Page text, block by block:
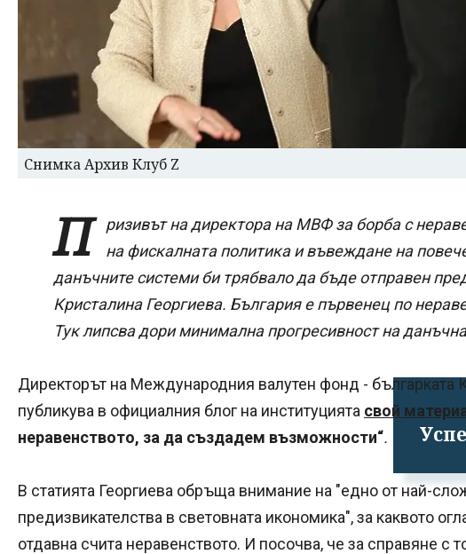
Снимка Архив Клуб Z
П
ризивът на директора на МВФ за борба с
на фискалната политика и въвеждане на
данъчните системи би трябвало да бъде отправен
Кристалина Георгиева. България е първенец по
Тук липсва дори минимална прогресивност на
Директорът на Международния валутен фонд - българката
публикува в официалния блог на институцията свой
неравенството, за да създадем възможности“.
В статията Георгиева обръща внимание на "едно от най-
предизвикателства в световната икономика", за каквото
отдавна счита неравенството. И посочва, че за справяне с